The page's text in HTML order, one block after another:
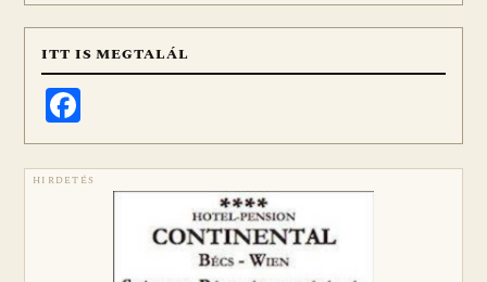
ITT IS MEGTALÁL
HIRDETÉS